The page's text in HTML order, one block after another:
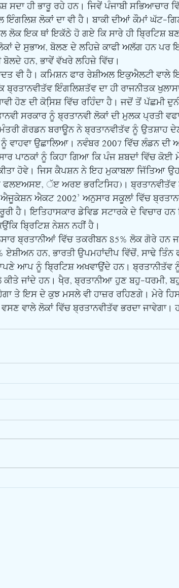
ਹੀ ਭਾਰੂ ਰਹੇ ਹਨ। ਜਿਵੇਂ ਪੰਜਾਬੀ ਸਭਿਆਚਾਰ
ਇੰਗਲਿਸ਼ ਲੋਕਾਂ ਦਾ ਵੀ ਹੈ। ਬਾਕੀ ਦੀਆਂ ਕੌਮਾਂ ਘੱਟ-
ਲੋਕ ਇਕ ਥਾਂ ਇਕੱਠੇ ਹੋ ਗਏ ਕਿ ਸਾਰੇ ਹੀ ਬਿ੍ਰਟਿਸ਼
ਦੇ ਸੁਭਾਅ, ਬੋਲਣ ਦੇ ਲਹਿਜ਼ੇ ਕਾਫੀ ਅਲੱਗ ਹਨ ਪਰ
ਬੋਲਦੇ ਹਨ, ਭਾਵੇਂ ਵੱਖਰੇ ਲਹਿਜ਼ੇ ਵਿੱਚ।
ਬ੍ਰਤਾਨਵੀਤੱਵ ਇੰਗਲਿਸ਼ਤੱਵ ਦਾ ਹੀ ਰਾਜਨੀਤਕ
ਹੋਣ ਦੀ ਕੋਸਿ਼ਸ਼ ਵਿੱਚ ਰਹਿੰਦਾ ਹੈ। ਜਦੋਂ ਤੋਂ ਪੱਛਮੀ
ਸਰਕਾਰ ਨੂੰ ਬ੍ਰਤਾਨਵੀ ਲੋਕਾਂ ਦੀ ਮੁਲਕ ਪ੍ਰਤੀ
ਗੋਰਡਨ ਬਰਾਊਨ ਨੇ ਬ੍ਰਤਾਨਵੀਤੱਵ ਨੂੰ ਉਤਸ਼ਾਹ
ਵਾਹਵਾ ਉਛਾਲਿਆ। ਨਵੰਬਰ 2007 ਵਿੱਚ ਲੰਡਨ ਦੀ
ਪਾਠਕਾਂ ਨੂੰ ਕਿਹਾ ਗਿਆ ਕਿ ਪੰਜ ਸ਼ਬਦਾਂ ਵਿੱਚ ਕੋਈ
ਹੋਵੇ। ਜਿਸ ਕੈਪਸ਼ਨ ਨੇ ਇਹ ਮੁਕਾਬਲਾ ਜਿੱਤਿਆ
ੱੲ ਅਰੲ ਭਰਟਿਸਿਹ)। ਬ੍ਰਤਾਨਵੀਤੱਵ ਨੂੰ
ਐਕਟ 2002’ ਅਨੁਸਾਰ ਸਕੂਲਾਂ ਵਿੱਚ
ਹੈ। ਇਤਿਹਾਸਕਾਰ ਡੇਵਿਡ ਸਟਾਰਕੇ ਦੇ ਵਿਚਾਰ ਹਨ
ਬਿ੍ਰਟਿਸ਼ ਨੇਸ਼ਨ ਨਹੀਂ ਹੈ।
ਹਨ, ਭਾਰਤੀ ਉਪਮਹਾਂਦੀਪ ਵਿੱਚੋਂ, ਸਾਢੇ ਤਿੰਨ
ਆਪ ਨੂੰ ਬਿ੍ਰਟਿਸ਼ ਅਖਵਾਉਂਦੇ ਹਨ। ਬ੍ਰਤਾਨੀਤੱਵ
ਕੀਤੇ ਜਾਂਦੇ ਹਨ। ਖੈ਼ਰ, ਬ੍ਰਤਾਨੀਆ ਹੁਣ ਬਹੁ-ਧਰਮੀ,
ਤੇ ਇਸ ਦੇ ਕੁਝ ਮਸਲੇ ਵੀ ਹਾਜ਼ਰ ਰਹਿਣਗੇ। ਮੇਰੇ
ਵਾਲੇ ਲੋਕਾਂ ਵਿੱਚ ਬ੍ਰਤਾਨਵੀਤੱਵ ਭਰਦਾ ਜਾਵੇਗਾ।